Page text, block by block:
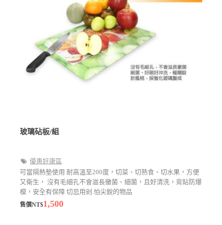
玻璃砧板/組
優惠好康區
可當隔熱墊使用 耐高溫至200度，切菜、切熟食、切水果，方便
又衛生， 沒有毛細孔不會滋長黴菌、細菌，且好清洗，背貼防爆
模，安全有保障 切忌用剁.怕尖銳的物品
售價NT$1,500